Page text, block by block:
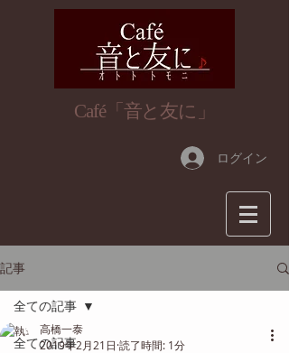
​Café「音と友に」
ログイン
記事
全ての記事
全ての記事
高橋一泰
2019年2月21日 読了時間: 1分